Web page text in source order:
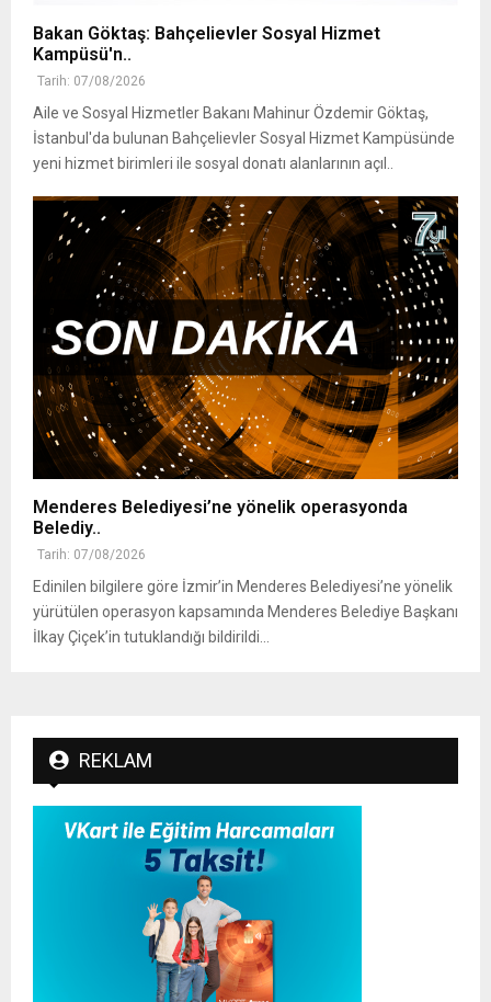
Bakan Göktaş: Bahçelievler Sosyal Hizmet
Kampüsü'n..
Tarih: 07/08/2026
Aile ve Sosyal Hizmetler Bakanı Mahinur Özdemir Göktaş,
İstanbul'da bulunan Bahçelievler Sosyal Hizmet Kampüsünde
yeni hizmet birimleri ile sosyal donatı alanlarının açıl..
Menderes Belediyesi’ne yönelik operasyonda
Belediy..
Tarih: 07/08/2026
Edinilen bilgilere göre İzmir’in Menderes Belediyesi’ne yönelik
yürütülen operasyon kapsamında Menderes Belediye Başkanı
İlkay Çiçek’in tutuklandığı bildirildi...
REKLAM